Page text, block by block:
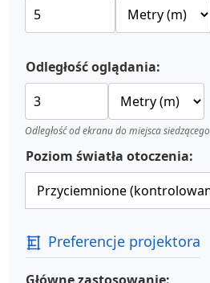
Odległość oglądania:
Odległość od ekranu do miejsca siedzącego
Poziom światła otoczenia:
Preferencje projektora